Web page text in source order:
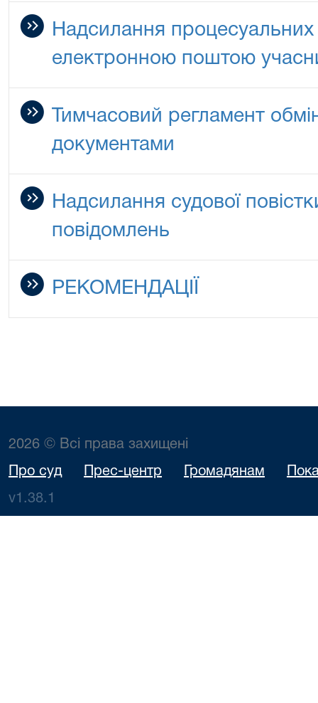
Надсилання процесуальних
електронною поштою
Тимчасовий регламент
документами
Надсилання судової
повідомлень
РЕКОМЕНДАЦІЇ
2026 © Всі права захищені
Про суд Прес-центр Громадянам
v1.38.1